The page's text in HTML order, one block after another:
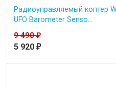
Радиоуправляемый коптер
UFO Barometer Senso...
9 490₽
5 920 ₽